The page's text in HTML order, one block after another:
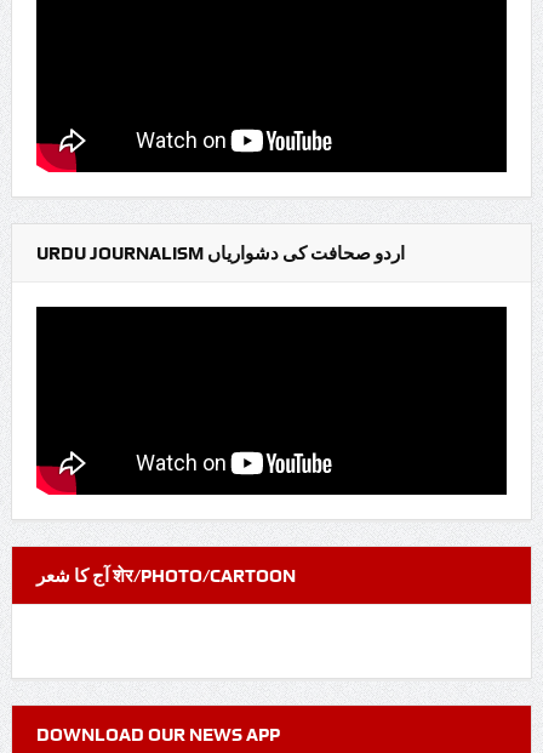
URDU JOURNALISM اردو صحافت کی دشواریاں
آج کا شعر शेर/PHOTO/CARTOON
DOWNLOAD OUR NEWS APP